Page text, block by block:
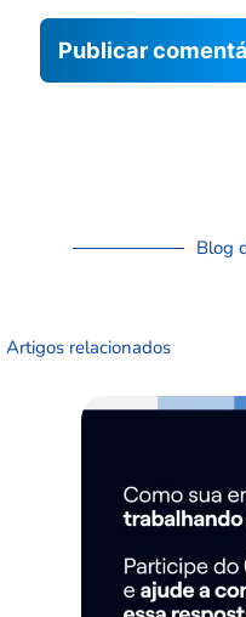
Blog
Artigos relacionados